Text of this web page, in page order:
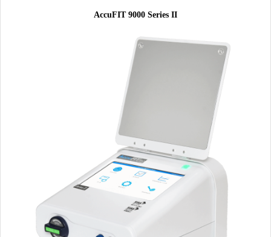
AccuFIT 9000 Series II